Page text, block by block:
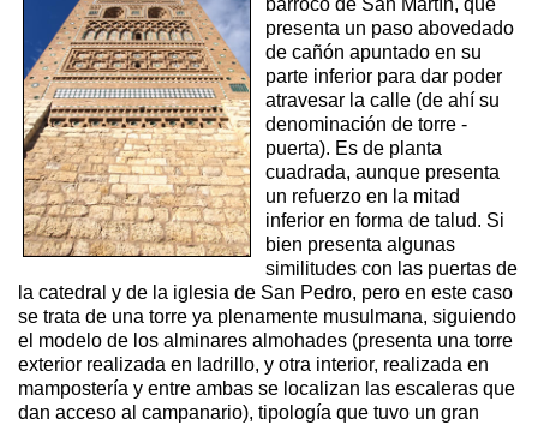
barroco de San Martín, que
presenta un paso abovedado
de cañón apuntado en su
parte inferior para dar poder
atravesar la calle (de ahí su
denominación de torre -
puerta). Es de planta
cuadrada, aunque presenta
un refuerzo en la mitad
inferior en forma de talud. Si
bien presenta algunas
similitudes con las puertas de
la catedral y de la iglesia de San Pedro, pero en este caso
se trata de una torre ya plenamente musulmana, siguiendo
el modelo de los alminares almohades (presenta una torre
exterior realizada en ladrillo, y otra interior, realizada en
mampostería y entre ambas se localizan las escaleras que
dan acceso al campanario), tipología que tuvo un gran